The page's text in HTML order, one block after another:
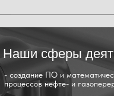
- создание ПО и
процессов нефте- и
Наши сферы